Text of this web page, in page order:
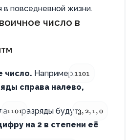
в повседневной жизни.
число в
число. Например,1101
справа налево,
1101разряды будут:3, 2, 1, 0
3, 2, 1, 0
на 2 в степени её